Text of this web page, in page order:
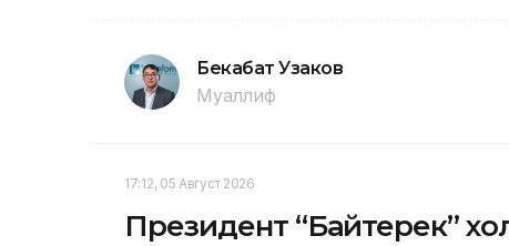
Бекабат Узаков
Муаллиф
17:12, 05 Август 2026
Президент “Байтерек”